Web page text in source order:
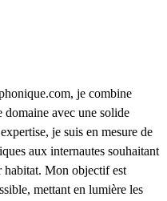
je combine
domaine avec une solide
je suis en mesure de
aux internautes souhaitant
habitat. Mon objectif est
mettant en lumière les